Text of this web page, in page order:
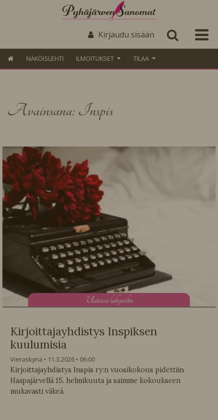
Kirjaudu sisään
NÄKÖISLEHTI ILMOITUKSET TILAA
Avainsana: Inspis
Uutisia lukijoilta
Kirjoittajayhdistys Inspiksen
kuulumisia
Vieraskynä 11.3.2026
06:00
Kirjoittajayhdistys Inspis ry:n vuosikokous pidettiin
Haapajärvellä 15. helmikuuta ja saimme kokoukseen
mukavasti väkeä.